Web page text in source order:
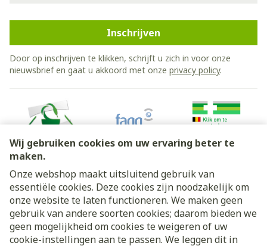
Wij gebruiken cookies om uw ervaring beter te
maken.
Onze webshop maakt uitsluitend gebruik van
essentiële cookies. Deze cookies zijn noodzakelijk om
onze website te laten functioneren. We maken geen
gebruik van andere soorten cookies; daarom bieden we
geen mogelijkheid om cookies te weigeren of uw
cookie-instellingen aan te passen. We leggen dit in
Inschrijven
Door op inschrijven te klikken, schrijft u zich in voor onze
nieuwsbrief en gaat u akkoord met onze privacy policy.
Juridische links